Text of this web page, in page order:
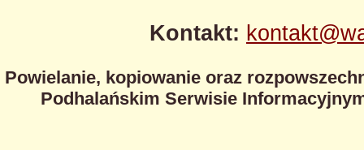
Kontakt:
Powielanie, kopiowanie oraz
Podhalańskim Serwisie